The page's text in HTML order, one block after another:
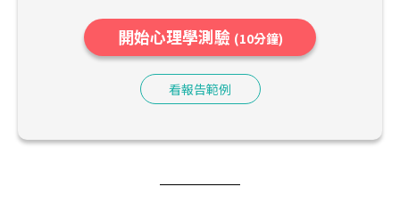
開始心理學測驗 (10分鐘)
看報告範例